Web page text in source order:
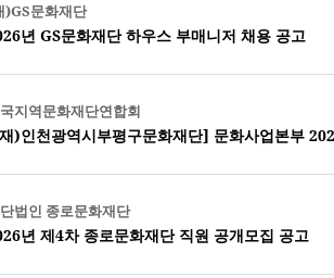
)GS문화재단
년 GS문화재단 하우스 부매니저 채용 공고
지역문화재단연합회
)인천광역시부평구문화재단] 문화사업본부
법인 종로문화재단
년 제4차 종로문화재단 직원 공개모집 공고